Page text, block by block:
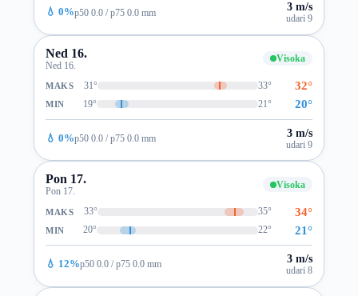
💧 0%p50 0.0 / p75 0.0 mm 3 m/s
udari 9
Ned 16.
Ned 16.
Visoka
MAKS 31° 33° 32°
MIN 19° 21° 20°
💧 0%p50 0.0 / p75 0.0 mm 3 m/s
udari 9
Pon 17.
Pon 17.
Visoka
MAKS 33° 35° 34°
MIN 20° 22° 21°
💧 12%p50 0.0 / p75 0.0 mm 3 m/s
udari 8